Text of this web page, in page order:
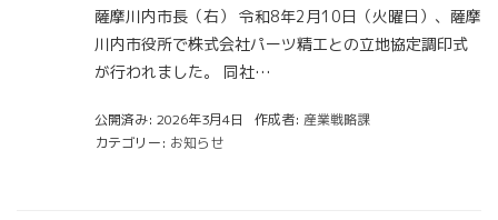
薩摩川内市長（右） 令和8年2月10日（火曜日）、薩摩
川内市役所で株式会社パーツ精工との立地協定調印式
が行われました。 同社…
公開済み: 2026年3月4日 作成者: 産業戦略課
カテゴリー: お知らせ